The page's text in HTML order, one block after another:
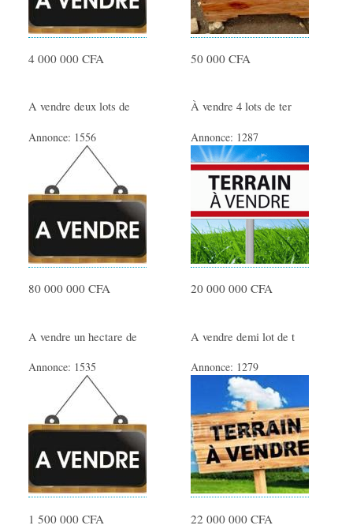
4 000 000 CFA 50 000 CFA
A vendre deux lots de
Annonce: 1556
80 000 000 CFA
À vendre 4 lots de ter
Annonce: 1287
20 000 000 CFA
A vendre un hectare de
Annonce: 1535
1 500 000 CFA
A vendre demi lot de t
Annonce: 1279
22 000 000 CFA